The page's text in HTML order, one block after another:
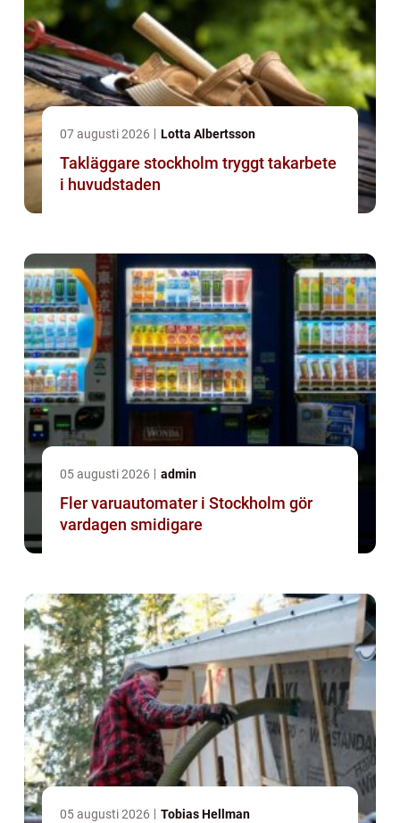
07 augusti 2026 Lotta Albertsson
Takläggare stockholm tryggt takarbete
i huvudstaden
05 augusti 2026 admin
Fler varuautomater i Stockholm gör
vardagen smidigare
05 augusti 2026 Tobias Hellman